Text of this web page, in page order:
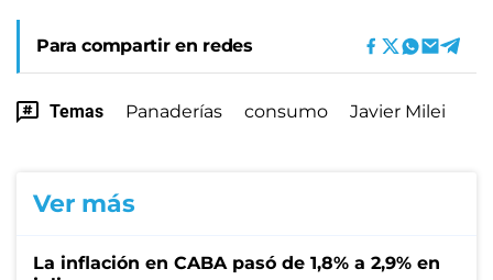
Para compartir en redes
Temas Panaderías consumo Javier Milei
Ver más
La inflación en CABA pasó de 1,8% a 2,9% en